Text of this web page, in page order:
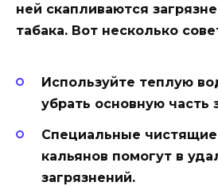
ней скапливаются
табака. Вот несколько
Используйте теплую
убрать основную часть
Специальные
кальянов помогут в
загрязнений.